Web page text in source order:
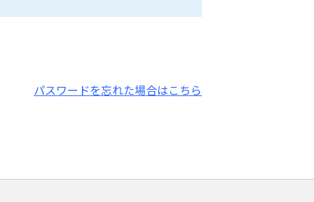
パスワードを忘れた場合はこちら